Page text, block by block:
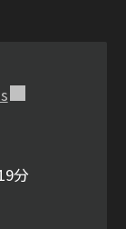
分